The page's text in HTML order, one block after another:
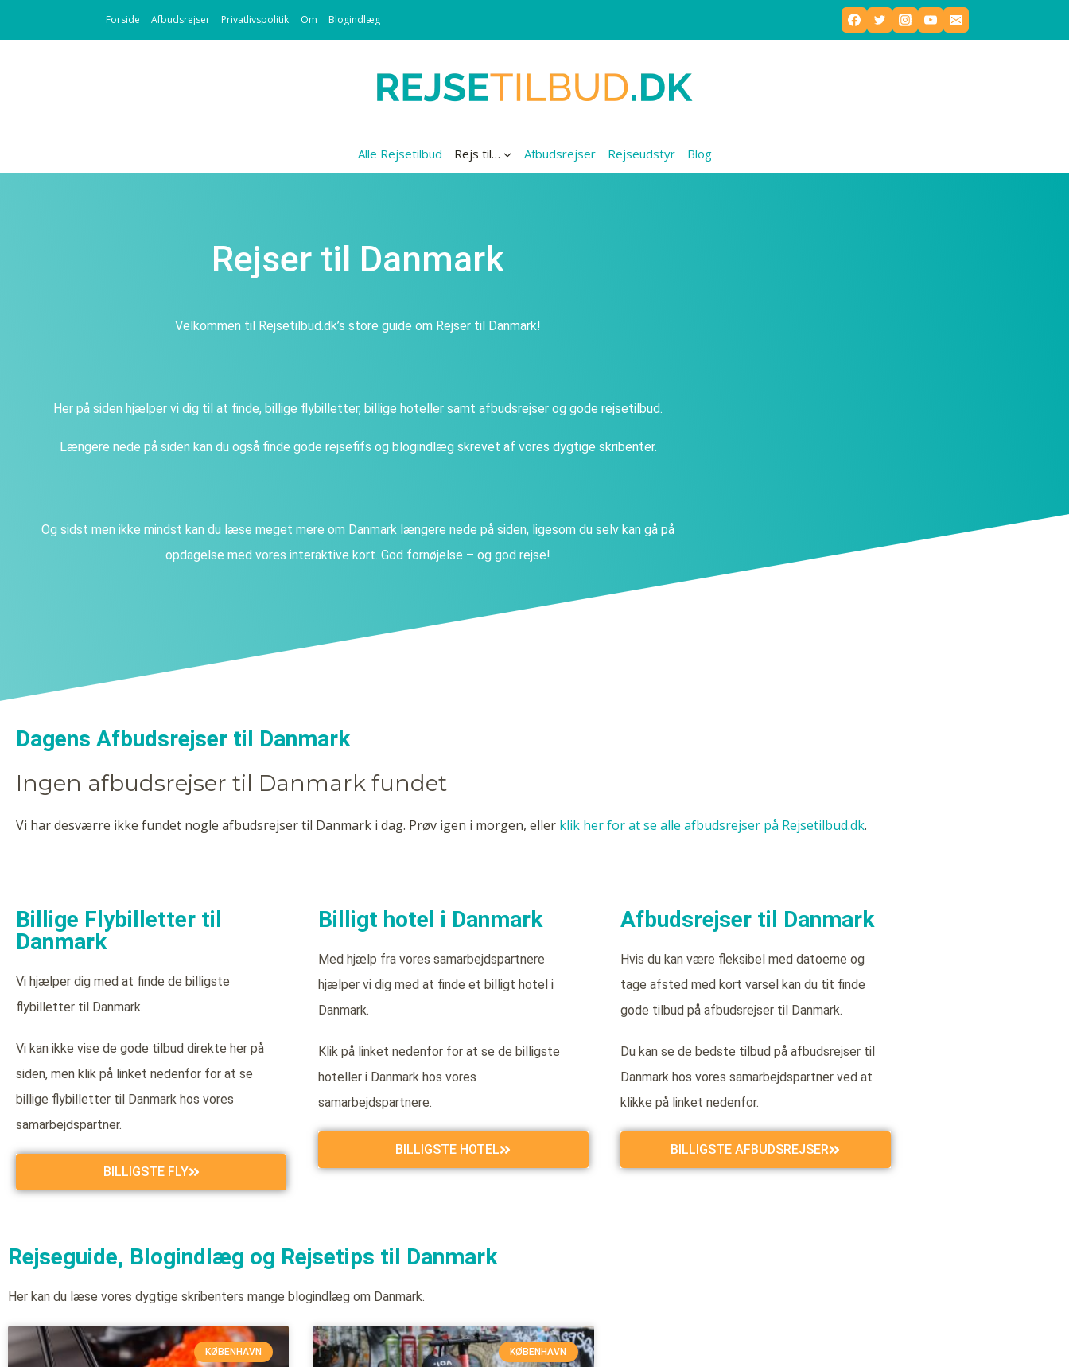
Forside Afbudsrejser Privatlivspolitik Om Blogindlæg
Alle Rejsetilbud Rejs til… Afbudsrejser Rejseudstyr Blog
Rejser til Danmark
Velkommen til Rejsetilbud.dk’s store guide om Rejser til Danmark!
Her på siden hjælper vi dig til at finde, billige flybilletter, billige hoteller samt afbudsrejser og gode rejsetilbud.
Længere nede på siden kan du også finde gode rejsefifs og blogindlæg skrevet af vores dygtige skribenter.
Og sidst men ikke mindst kan du læse meget mere om Danmark længere nede på siden, ligesom du selv kan gå på
opdagelse med vores interaktive kort. God fornøjelse – og god rejse!
Dagens Afbudsrejser til Danmark
Ingen afbudsrejser til Danmark fundet
Vi har desværre ikke fundet nogle afbudsrejser til Danmark i dag. Prøv igen i morgen, eller klik her for at se alle afbudsrejser på Rejsetilbud.dk.
Billige Flybilletter til
Danmark
Vi hjælper dig med at finde de billigste
flybilletter til Danmark.
Vi kan ikke vise de gode tilbud direkte her på
siden, men klik på linket nedenfor for at se
billige flybilletter til Danmark hos vores
samarbejdspartner.
BILLIGSTE FLY
Billigt hotel i Danmark
Med hjælp fra vores samarbejdspartnere
hjælper vi dig med at finde et billigt hotel i
Danmark.
Klik på linket nedenfor for at se de billigste
hoteller i Danmark hos vores
samarbejdspartnere.
BILLIGSTE HOTEL
Afbudsrejser til Danmark
Hvis du kan være fleksibel med datoerne og
tage afsted med kort varsel kan du tit finde
gode tilbud på afbudsrejser til Danmark.
Du kan se de bedste tilbud på afbudsrejser til
Danmark hos vores samarbejdspartner ved at
klikke på linket nedenfor.
BILLIGSTE AFBUDSREJSER
Rejseguide, Blogindlæg og Rejsetips til Danmark
Her kan du læse vores dygtige skribenters mange blogindlæg om Danmark.
KØBENHAVN KØBENHAVN